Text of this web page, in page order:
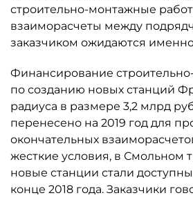
строительно-монтажные
взаиморасчеты между
заказчиком ожидаются
Финансирование
по созданию новых станций
радиуса в размере 3,2 млрд
перенесено на 2019 год для
окончательных
жесткие условия, в Смольном
новые станции стали
конце 2018 года. Заказчики